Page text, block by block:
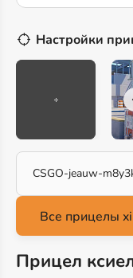
Настройки
CSGO-jeauw-
Прицел